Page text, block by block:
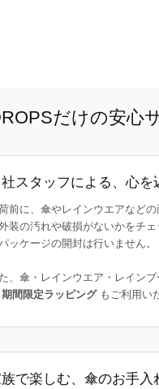
だけの安心
スタッフによる、心
前に、傘やレインウエアなどの
装の汚れや破損がないかをチェ
ッケージの開封は行いません。
、傘・レインウエア・レイン
期間限定ラッピングもご利用い
で楽しむ、傘のお手入